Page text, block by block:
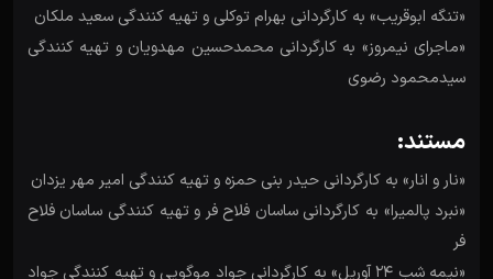
«تنگه ابوقریب» به کارگردانی بهرام توکلی و تهیه کنندگی سعید ملکان
«ماجرای نیمروز» به کارگردانی محمدحسین مهدویان و تهیه کنندگی
سیدمحمود رضوی
مستند:
«نار و انار» به کارگردانی حیدر بنی حمزه و تهیه کنندگی امیر مهر یزدان
«نبرد پالمیرا» به کارگردانی ساسان فلاح فر و تهیه کنندگی ساسان فلاح
فر
«نیمه شب 24 آوریل» به کارگردانی جواد موگویی و تهیه کنندگی جواد